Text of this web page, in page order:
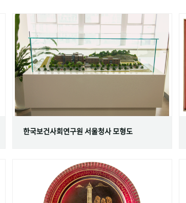
한국보건사회연구원 서울청사 모형도